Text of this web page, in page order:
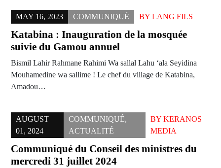
MAY 16, 2023 COMMUNIQUÉ BY LANG FILS
Katabina : Inauguration de la mosquée
suivie du Gamou annuel
Bismil Lahir Rahmane Rahimi Wa sallal Lahu ‘ala Seyidina
Mouhamedine wa sallime ! Le chef du village de Katabina,
Amadou…
AUGUST
01, 2024
COMMUNIQUÉ,
ACTUALITÉ
BYKERANOS
MEDIA
Communiqué du Conseil des ministres du
mercredi 31 juillet 2024